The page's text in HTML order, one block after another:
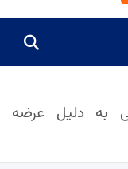
به دلیل عرضه